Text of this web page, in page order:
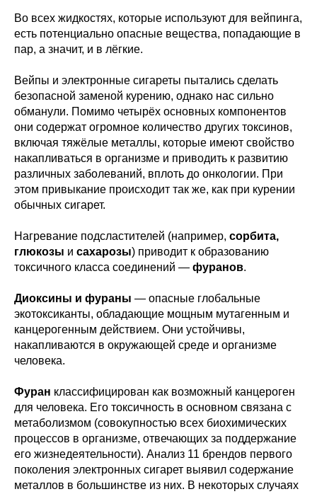
Во всех жидкостях, которые используют для вейпинга,
есть потенциально опасные вещества, попадающие в
пар, а значит, и в лёгкие.
Вейпы и электронные сигареты пытались сделать
безопасной заменой курению, однако нас сильно
обманули. Помимо четырёх основных компонентов
они содержат огромное количество других токсинов,
включая тяжёлые металлы, которые имеют свойство
накапливаться в организме и приводить к развитию
различных заболеваний, вплоть до онкологии. При
этом привыкание происходит так же, как при курении
обычных сигарет.
Нагревание подсластителей (например, сорбита,
глюкозы и сахарозы) приводит к образованию
токсичного класса соединений — фуранов.
Диоксины и фураны — опасные глобальные
экотоксиканты, обладающие мощным мутагенным и
канцерогенным действием. Они устойчивы,
накапливаются в окружающей среде и организме
человека.
Фуран классифицирован как возможный канцероген
для человека. Его токсичность в основном связана с
метаболизмом (совокупностью всех биохимических
процессов в организме, отвечающих за поддержание
его жизнедеятельности). Анализ 11 брендов первого
поколения электронных сигарет выявил содержание
металлов в большинстве из них. В некоторых случаях